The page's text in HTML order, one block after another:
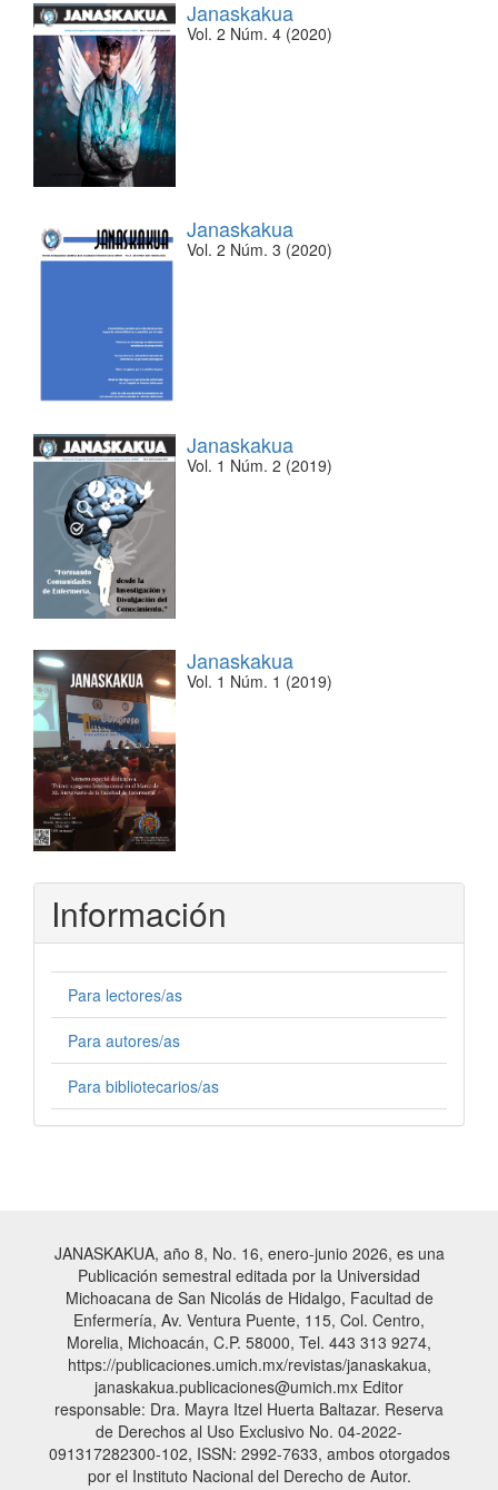
Janaskakua
Vol. 2 Núm. 4 (2020)
Janaskakua
Vol. 2 Núm. 3 (2020)
Janaskakua
Vol. 1 Núm. 2 (2019)
Janaskakua
Vol. 1 Núm. 1 (2019)
Información
Para lectores/as
Para autores/as
Para bibliotecarios/as
JANASKAKUA, año 8, No. 16, enero-junio 2026, es una
Publicación semestral editada por la Universidad
Michoacana de San Nicolás de Hidalgo, Facultad de
Enfermería, Av. Ventura Puente, 115, Col. Centro,
Morelia, Michoacán, C.P. 58000, Tel. 443 313 9274,
https://publicaciones.umich.mx/revistas/janaskakua,
janaskakua.publicaciones@umich.mx Editor
responsable: Dra. Mayra Itzel Huerta Baltazar. Reserva
de Derechos al Uso Exclusivo No. 04-2022-
091317282300-102, ISSN: 2992-7633, ambos otorgados
por el Instituto Nacional del Derecho de Autor.